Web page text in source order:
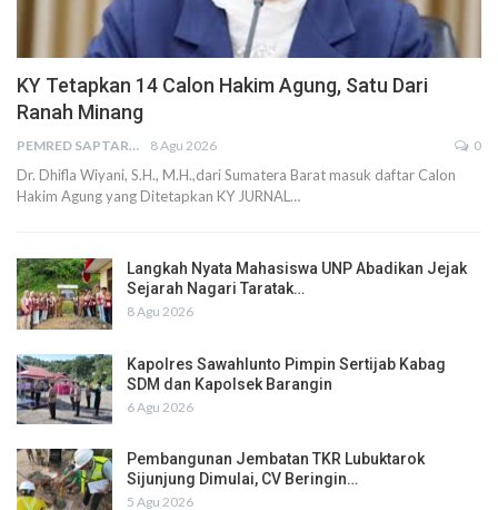
KY Tetapkan 14 Calon Hakim Agung, Satu Dari
Ranah Minang
PEMRED SAPTARIUS 8 Agu 2026 0
Dr. Dhifla Wiyani, S.H., M.H.,dari Sumatera Barat masuk daftar Calon
Hakim Agung yang Ditetapkan KY JURNAL…
Langkah Nyata Mahasiswa UNP Abadikan Jejak
Sejarah Nagari Taratak…
8 Agu 2026
Kapolres Sawahlunto Pimpin Sertijab Kabag
SDM dan Kapolsek Barangin
6 Agu 2026
Pembangunan Jembatan TKR Lubuktarok
Sijunjung Dimulai, CV Beringin…
5 Agu 2026